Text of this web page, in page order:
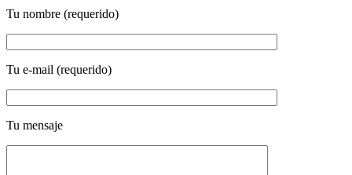
Tu nombre (requerido)
Tu e-mail (requerido)
Tu mensaje